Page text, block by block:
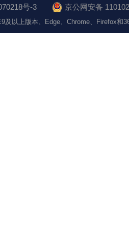
号-3
京公网安备
及以上版本、Edge、Chrome、Firefox和